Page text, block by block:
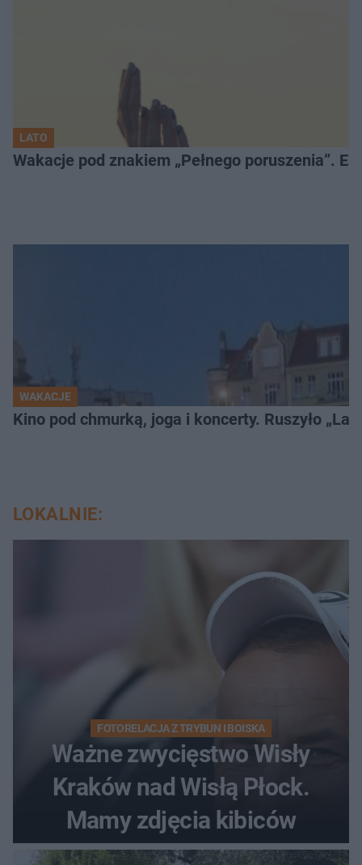
LATO
Wakacje pod znakiem „Pełnego poruszenia”.
WAKACJE
Kino pod chmurką, joga i koncerty. Ruszyło
LOKALNIE:
FOTORELACJA Z TRYBUN I BOISKA
Ważne zwycięstwo Wisły
Kraków nad Wisłą Płock.
Mamy zdjęcia kibiców